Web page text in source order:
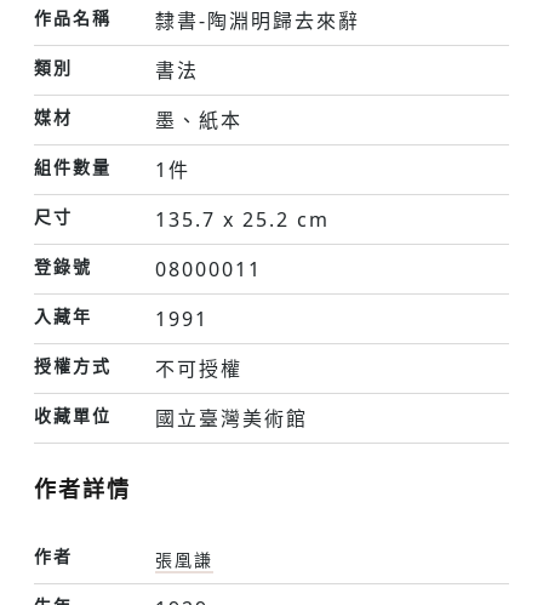
作品名稱 隸書-陶淵明歸去來辭
類別 書法
媒材 墨、紙本
組件數量 1件
尺寸 135.7 x 25.2 cm
登錄號 08000011
入藏年 1991
授權方式 不可授權
收藏單位 國立臺灣美術館
作者詳情
作者
張凰謙